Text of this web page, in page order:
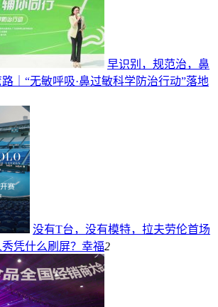
早识别，规范治，鼻
｜“无敏呼吸·鼻过敏科学防治行动”落地
没有T台，没有模特，拉夫劳伦首场
凭什么刷屏？ 幸福2